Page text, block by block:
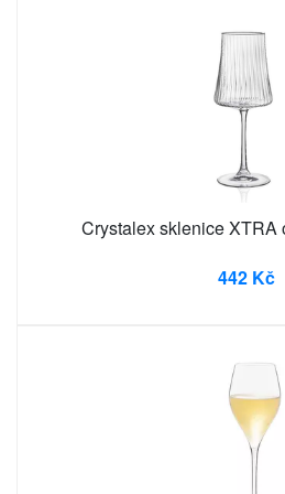
Crystalex sklenice XTRA
442 Kč